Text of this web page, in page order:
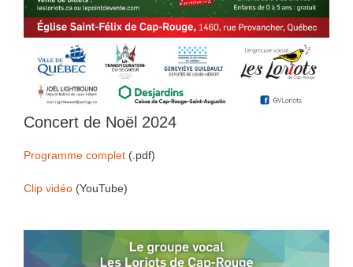
Concert de Noël 2024
Programme complet (.pdf)
Clip vidéo (YouTube)